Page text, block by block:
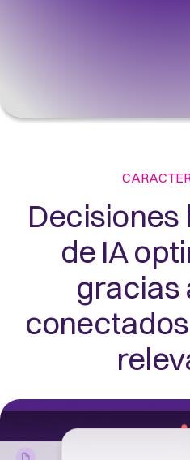
Decisiones
de IA
gracias